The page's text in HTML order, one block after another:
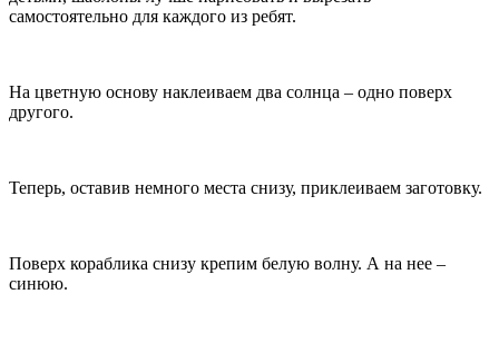
самостоятельно для каждого из ребят.
На цветную основу наклеиваем два солнца – одно поверх
другого.
Теперь, оставив немного места снизу, приклеиваем заготовку.
Поверх кораблика снизу крепим белую волну. А на нее –
синюю.